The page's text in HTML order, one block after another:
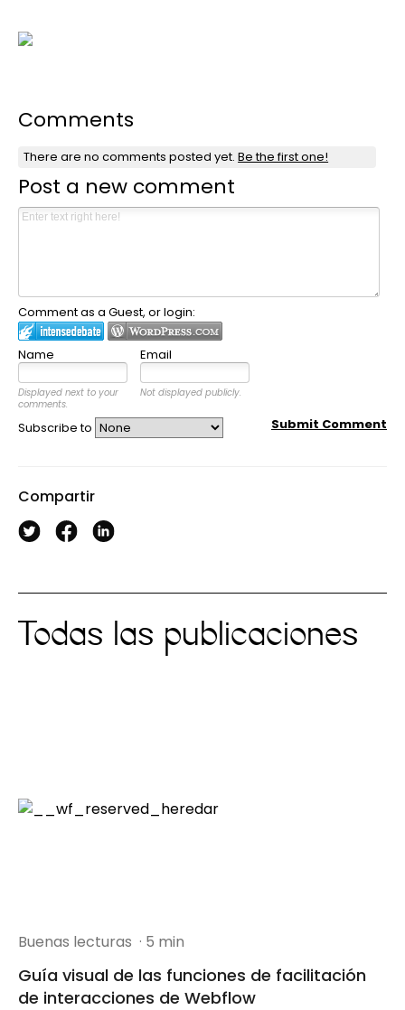
Comments
There are no comments posted yet.Be the first one!
Post a new comment
Comment as a Guest, or login:
Name Email
Displayed next to your
comments.
Not displayed publicly.
Submit Comment
Subscribe to
Compartir
Todas las publicaciones
Buenas lecturas · 5 min
Guía visual de las funciones de facilitación
de interacciones de Webflow